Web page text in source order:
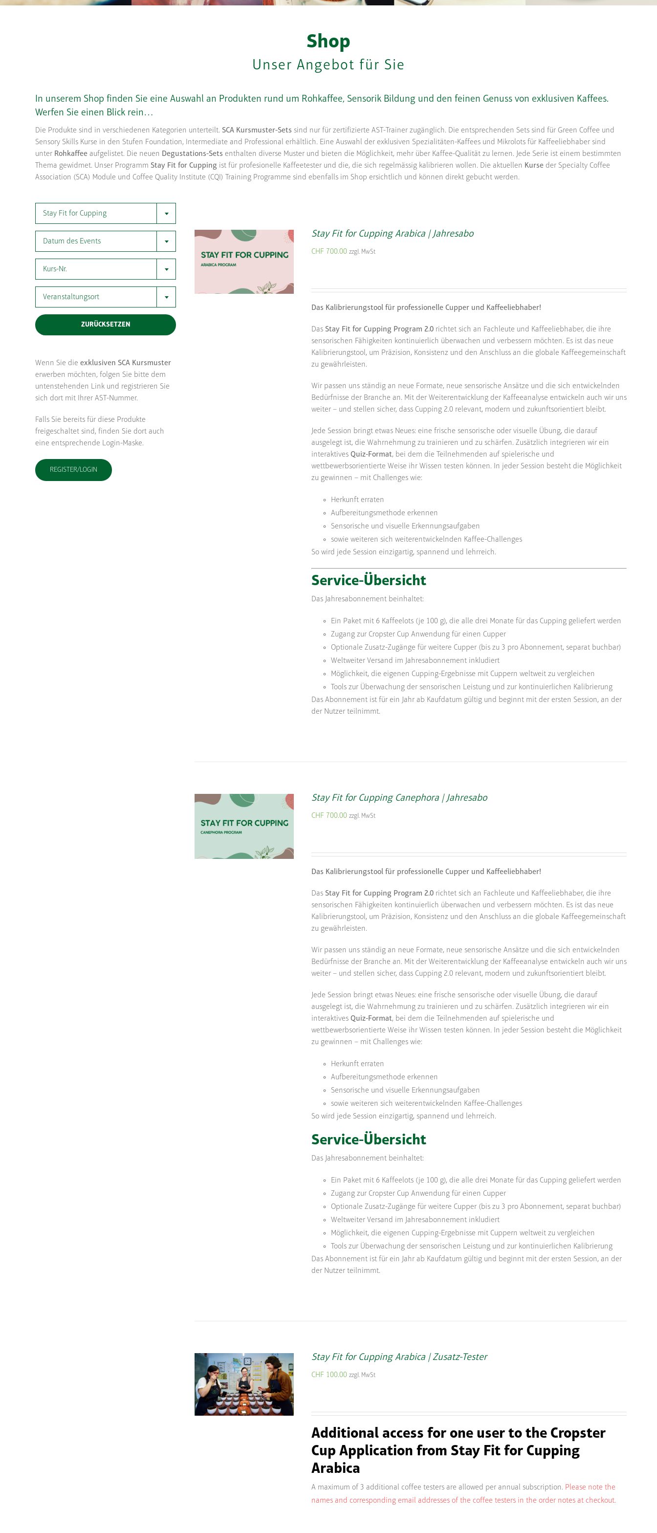
Shop
Unser Angebot für Sie
In unserem Shop finden Sie eine Auswahl an Produkten rund um Rohkaffee, Sensorik Bildung und den feinen Genuss von exklusiven Kaffees.
Werfen Sie einen Blick rein…
Die Produkte sind in verschiedenen Kategorien unterteilt. SCA Kursmuster-Sets sind nur für zertifizierte AST-Trainer zugänglich. Die entsprechenden Sets sind für Green Coffee und
Sensory Skills Kurse in den Stufen Foundation, Intermediate and Professional erhältlich. Eine Auswahl der exklusiven Spezialitäten-Kaffees und Mikrolots für Kaffeeliebhaber sind
unter Rohkaffee aufgelistet. Die neuen Degustations-Sets enthalten diverse Muster und bieten die Möglichkeit, mehr über Kaffee-Qualität zu lernen. Jede Serie ist einem bestimmten
Thema gewidmet. Unser Programm Stay Fit for Cupping ist für profesionelle Kaffeetester und die, die sich regelmässig kalibrieren wollen. Die aktuellen Kurse der Specialty Coffee
Association (SCA) Module und Coffee Quality Institute (CQI) Training Programme sind ebenfalls im Shop ersichtlich und können direkt gebucht werden.
Stay Fit for Cupping
Datum des Events
Kurs-Nr.
Veranstaltungsort
ZURÜCKSETZEN
Wenn Sie die exklusiven SCA Kursmuster
erwerben möchten, folgen Sie bitte dem
untenstehenden Link und registrieren Sie
sich dort mit Ihrer AST-Nummer.
Falls Sie bereits für diese Produkte
freigeschaltet sind, finden Sie dort auch
eine entsprechende Login-Maske.
REGISTER/LOGIN
Stay Fit for Cupping Arabica | Jahresabo
CHF 700.00 zzgl. MwSt
Das Kalibrierungstool für professionelle Cupper und Kaffeeliebhaber!
Das Stay Fit for Cupping Program 2.0richtet sich an Fachleute und Kaffeeliebhaber, die ihre
sensorischen Fähigkeiten kontinuierlich überwachen und verbessern möchten. Es ist das neue
Kalibrierungstool, um Präzision, Konsistenz und den Anschluss an die globale Kaffeegemeinschaft
zu gewährleisten.
Wir passen uns ständig an neue Formate, neue sensorische Ansätze und die sich entwickelnden
Bedürfnisse der Branche an. Mit der Weiterentwicklung der Kaffeeanalyse entwickeln auch wir uns
weiter – und stellen sicher, dass Cupping 2.0 relevant, modern und zukunftsorientiert bleibt.
Jede Session bringt etwas Neues: eine frische sensorische oder visuelle Übung, die darauf
ausgelegt ist, die Wahrnehmung zu trainieren und zu schärfen. Zusätzlich integrieren wir ein
interaktives Quiz-Format, bei dem die Teilnehmenden auf spielerische und
wettbewerbsorientierte Weise ihr Wissen testen können. In jeder Session besteht die Möglichkeit
zu gewinnen – mit Challenges wie:
Herkunft erraten
Aufbereitungsmethode erkennen
Sensorische und visuelle Erkennungsaufgaben
sowie weiteren sich weiterentwickelnden Kaffee-Challenges
So wird jede Session einzigartig, spannend und lehrreich.
Service-Übersicht
Das Jahresabonnement beinhaltet:
Ein Paket mit 6 Kaffeelots (je 100 g), die alle drei Monate für das Cupping geliefert werden
Zugang zur Cropster Cup Anwendung für einen Cupper
Optionale Zusatz-Zugänge für weitere Cupper (bis zu 3 pro Abonnement, separat buchbar)
Weltweiter Versand im Jahresabonnement inkludiert
Möglichkeit, die eigenen Cupping-Ergebnisse mit Cuppern weltweit zu vergleichen
Tools zur Überwachung der sensorischen Leistung und zur kontinuierlichen Kalibrierung
Das Abonnement ist für ein Jahr ab Kaufdatum gültig und beginnt mit der ersten Session, an der
der Nutzer teilnimmt.
Stay Fit for Cupping Canephora | Jahresabo
CHF 700.00 zzgl. MwSt
Das Kalibrierungstool für professionelle Cupper und Kaffeeliebhaber!
Das Stay Fit for Cupping Program 2.0richtet sich an Fachleute und Kaffeeliebhaber, die ihre
sensorischen Fähigkeiten kontinuierlich überwachen und verbessern möchten. Es ist das neue
Kalibrierungstool, um Präzision, Konsistenz und den Anschluss an die globale Kaffeegemeinschaft
zu gewährleisten.
Wir passen uns ständig an neue Formate, neue sensorische Ansätze und die sich entwickelnden
Bedürfnisse der Branche an. Mit der Weiterentwicklung der Kaffeeanalyse entwickeln auch wir uns
weiter – und stellen sicher, dass Cupping 2.0 relevant, modern und zukunftsorientiert bleibt.
Jede Session bringt etwas Neues: eine frische sensorische oder visuelle Übung, die darauf
ausgelegt ist, die Wahrnehmung zu trainieren und zu schärfen. Zusätzlich integrieren wir ein
interaktives Quiz-Format, bei dem die Teilnehmenden auf spielerische und
wettbewerbsorientierte Weise ihr Wissen testen können. In jeder Session besteht die Möglichkeit
zu gewinnen – mit Challenges wie:
Herkunft erraten
Aufbereitungsmethode erkennen
Sensorische und visuelle Erkennungsaufgaben
sowie weiteren sich weiterentwickelnden Kaffee-Challenges
So wird jede Session einzigartig, spannend und lehrreich.
Service-Übersicht
Das Jahresabonnement beinhaltet:
Ein Paket mit 6 Kaffeelots (je 100 g), die alle drei Monate für das Cupping geliefert werden
Zugang zur Cropster Cup Anwendung für einen Cupper
Optionale Zusatz-Zugänge für weitere Cupper (bis zu 3 pro Abonnement, separat buchbar)
Weltweiter Versand im Jahresabonnement inkludiert
Möglichkeit, die eigenen Cupping-Ergebnisse mit Cuppern weltweit zu vergleichen
Tools zur Überwachung der sensorischen Leistung und zur kontinuierlichen Kalibrierung
Das Abonnement ist für ein Jahr ab Kaufdatum gültig und beginnt mit der ersten Session, an der
der Nutzer teilnimmt.
Stay Fit for Cupping Arabica | Zusatz-Tester
CHF 100.00 zzgl. MwSt
Additional access for one user to the Cropster
Cup Application from Stay Fit for Cupping
Arabica
A maximum of 3 additional coffee testers are allowed per annual subscription. Please note the
names and corresponding email addresses of the coffee testers in the order notes at checkout.